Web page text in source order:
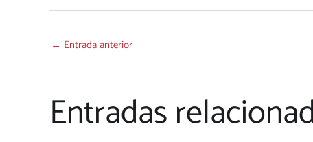
← Entrada anterior
Entradas